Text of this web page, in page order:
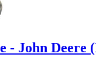
- John Deere